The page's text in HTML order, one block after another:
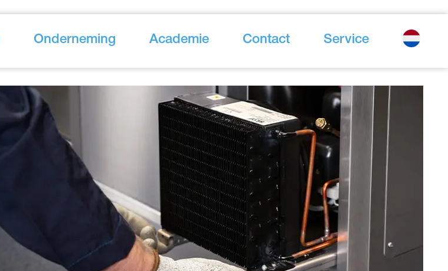
Onderneming Academie Contact Service